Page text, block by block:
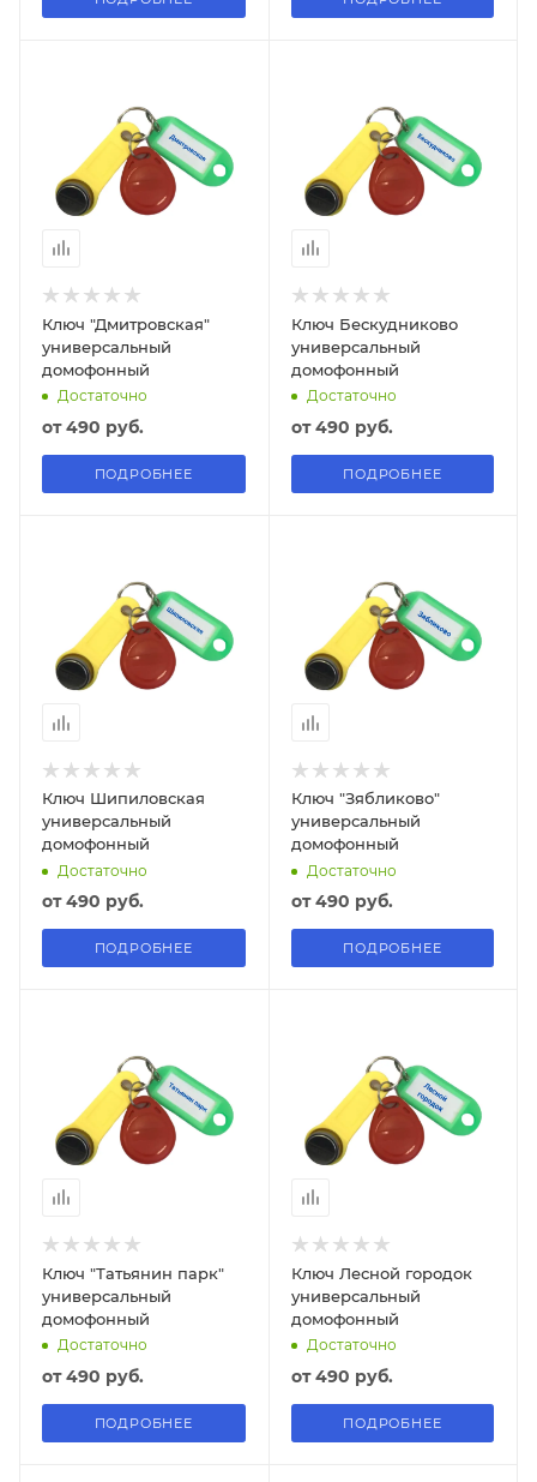
Ключ "Дмитровская"
универсальный
домофонный
Достаточно
от490 руб.
ПОДРОБНЕЕ
Ключ Бескудниково
универсальный
домофонный
Достаточно
от490 руб.
ПОДРОБНЕЕ
Ключ Шипиловская
универсальный
домофонный
Достаточно
от490 руб.
ПОДРОБНЕЕ
Ключ "Зябликово"
универсальный
домофонный
Достаточно
от490 руб.
ПОДРОБНЕЕ
Ключ "Татьянин парк"
универсальный
домофонный
Достаточно
от490 руб.
ПОДРОБНЕЕ
Ключ Лесной городок
универсальный
домофонный
Достаточно
от490 руб.
ПОДРОБНЕЕ